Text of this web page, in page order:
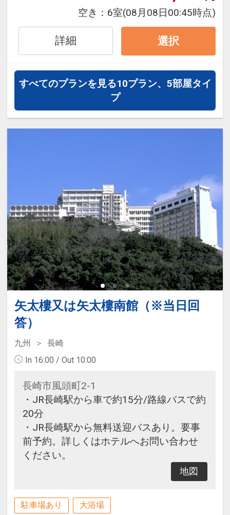
空き： 6室(08月08日00:45時点)
詳細 選択
すべてのプランを見る10プラン、5部屋タイ
プ
矢太樓又は矢太樓南館（※当日回
答）
九州
長崎
In 16:00 / Out 10:00
長崎市風頭町2-1
・JR長崎駅から車で約15分/路線バスで約
20分
・JR長崎駅から無料送迎バスあり。要事
前予約。詳しくはホテルへお問い合わせ
ください。
地図
駐車場あり 大浴場